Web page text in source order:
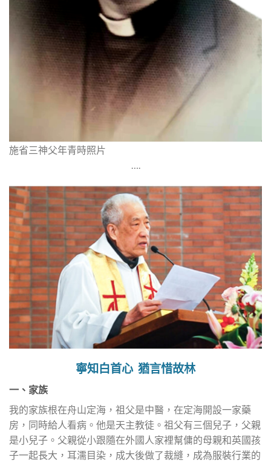
施省三神父年青時照片
….
寧知白首心 猶言惜故林
一、家族
我的家族根在舟山定海，祖父是中醫，在定海開設一家藥
房，同時給人看病。他是天主教徒。祖父有三個兒子，父親
是小兒子。父親從小跟隨在外國人家裡幫傭的母親和英國孩
子一起長大，耳濡目染，成大後做了裁縫，成為服裝行業的